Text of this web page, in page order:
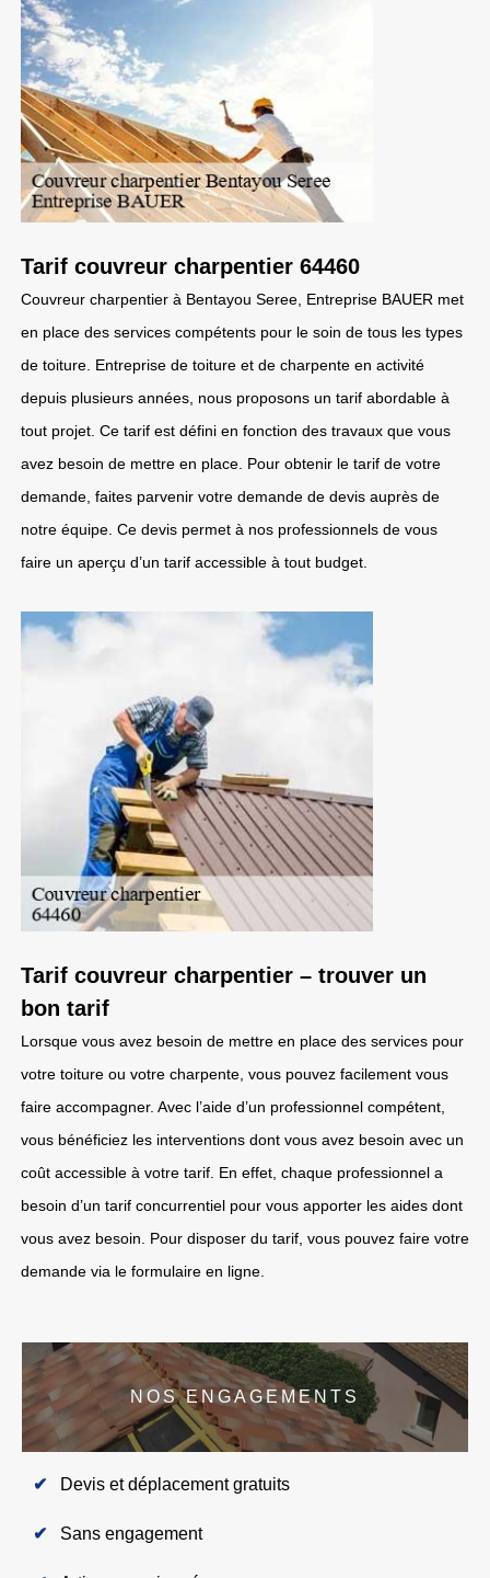
Tarif couvreur charpentier 64460
Couvreur charpentier à Bentayou Seree, Entreprise BAUER met
en place des services compétents pour le soin de tous les types
de toiture. Entreprise de toiture et de charpente en activité
depuis plusieurs années, nous proposons un tarif abordable à
tout projet. Ce tarif est défini en fonction des travaux que vous
avez besoin de mettre en place. Pour obtenir le tarif de votre
demande, faites parvenir votre demande de devis auprès de
notre équipe. Ce devis permet à nos professionnels de vous
faire un aperçu d’un tarif accessible à tout budget.
Tarif couvreur charpentier – trouver un
bon tarif
Lorsque vous avez besoin de mettre en place des services pour
votre toiture ou votre charpente, vous pouvez facilement vous
faire accompagner. Avec l’aide d’un professionnel compétent,
vous bénéficiez les interventions dont vous avez besoin avec un
coût accessible à votre tarif. En effet, chaque professionnel a
besoin d’un tarif concurrentiel pour vous apporter les aides dont
vous avez besoin. Pour disposer du tarif, vous pouvez faire votre
demande via le formulaire en ligne.
NOS ENGAGEMENTS
Devis et déplacement gratuits
Sans engagement